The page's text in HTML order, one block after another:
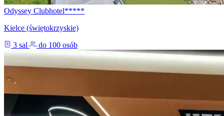
Odyssey Clubhotel*****
Kielce (świętokrzyskie)
3 sal
do 100 osób